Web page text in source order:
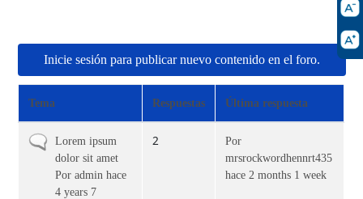
Inicie sesión para publicar nuevo contenido en el foro.
Tema Respuestas Última respuesta
Discusión
normal
Lorem ipsum
dolor sit amet
Poradmin hace
4 years 7
2
Por
mrsrockwordhennrt435
hace 2 months 1 week